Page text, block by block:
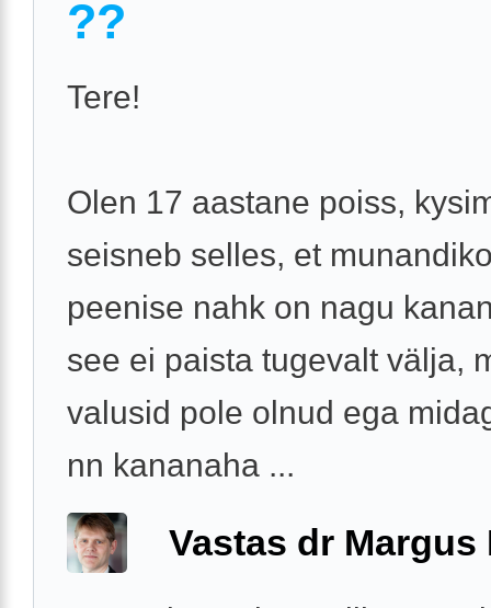
??
Tere!
Olen 17 aastane poiss,
seisneb selles, et
peenise nahk on nagu
see ei paista tugevalt välja,
valusid pole olnud ega
nn kananaha ...
Vastas dr Margus